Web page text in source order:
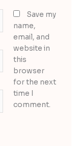
Save my
name,
email, and
website in
this
browser
for the next
time I
comment.